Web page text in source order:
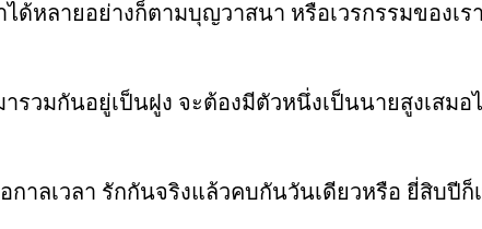
ด้หลายอย่างก็ตามบุญวาสนา หรือเวรกรรมของเ
รวมกันอยู่เป็นฝูง จะต้องมีตัวหนึ่งเป็นนายสูงเสม
าลเวลา รักกันจริงแล้วคบกันวันเดียวหรือ ยี่สิบปีก็